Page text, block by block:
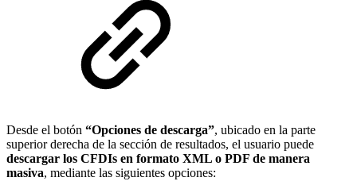
Desde el botón “Opciones de descarga”, ubicado en la parte
superior derecha de la sección de resultados, el usuario puede
descargar los CFDIs en formato XML o PDF de manera
masiva, mediante las siguientes opciones: